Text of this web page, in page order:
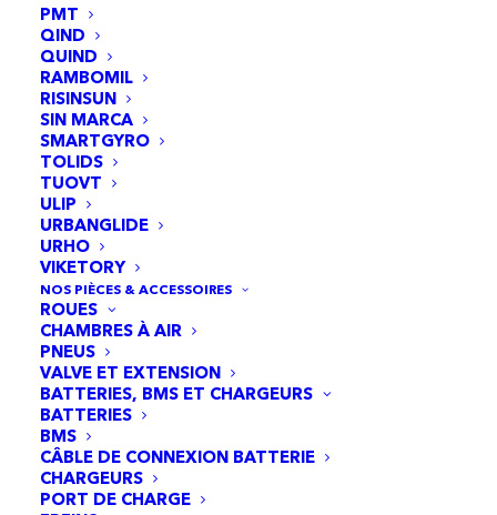
PMT
QIND
QUIND
RAMBOMIL
RISINSUN
SIN MARCA
SMARTGYRO
TOLIDS
TUOVT
ULIP
URBANGLIDE
URHO
VIKETORY
NOS PIÈCES & ACCESSOIRES
ROUES
CHAMBRES À AIR
PNEUS
VALVE ET EXTENSION
BATTERIES, BMS ET CHARGEURS
BATTERIES
BMS
CÂBLE DE CONNEXION BATTERIE
CHARGEURS
PORT DE CHARGE
Batterie lithium
démontable
Description
Spécifications de la
Draisienne Sedna SX16
– Autonomie : 24km (Map 1), 18km (Map 2)
et 14km (Map3)